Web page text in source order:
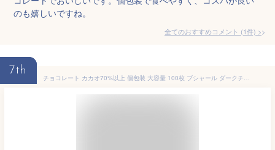
のも嬉しいですね。
全てのおすすめコメント (1件) >
7th
チョコレート カカオ70%以上 個包装 大容量 100枚 ブシャール ダークチョコ ハイカカオ チョコレート効果 ではありません 訳あり コストコ メール便 通販 送料無料